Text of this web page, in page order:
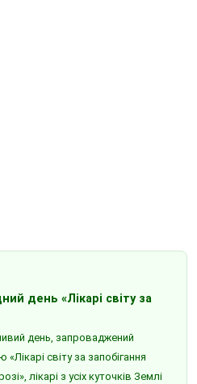
день «Лікарі світу за
день, запроваджений
«Лікарі світу за запобігання
лікарі з усіх куточків Землі